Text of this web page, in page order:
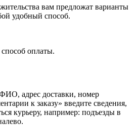
вам предложат варианты
удобный способ.
оплаты.
адрес доставки, номер
к заказу» введите сведения,
курьеру, например: подъезды в